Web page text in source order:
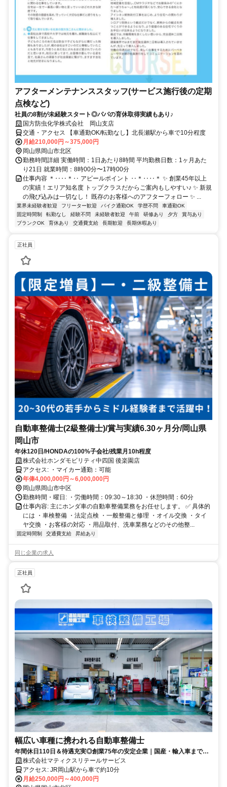
アフターメンテナンススタッフ(サービス施行後の定期
点検など)
社員の8割が未経験スタート◎パパの育休取得実績もあり♪
国方防虫化学株式会社 岡山支店
交通・アクセス 【車通勤OK/転勤なし】北長瀬駅から車で10分程度
月給210,000円～375,000円
岡山県岡山市北区
勤務時間詳細 実働時間：1日あたり8時間 平均勤務日数：1ヶ月あた
り21日 就業時間：8時00分〜17時00分
仕事内容 ＊‥‥＊‥ アピールポイント ‥＊‥‥＊ ✨ 創業45年以上
の実績！エリア知名度 トップクラスだからご案内もしやすい♪ ✨ 新規
の飛び込みは一切なし！ 既存のお客様へのアフターフォロー ✨ ...
業界未経験者歓迎 フリーター歓迎 バイク通勤OK 学歴不問
車通勤OK
固定時間制
転勤なし 経験不問 未経験者歓迎 午前 研修あり 夕方
賞与あり
ブランクOK
育休あり 交通費支給 長期歓迎 長期休暇あり
正社員
自動車整備士(2級整備士)/賞与実績6.30ヶ月分/岡山県
岡山市
年休120日/HONDAの100%子会社/残業月10h程度
株式会社ホンダモビリティ中四国 後楽園店
アクセス: ・マイカー通勤：可能
年俸4,000,000円～6,000,000円
岡山県岡山市中区
勤務時間・曜日: ・労働時間：09:30～18:30 ・休憩時間：60分
仕事内容: 主にホンダ車の自動車整備業務をお任せします。 ✅ 具体的
には ・車検整備 ・法定点検 ・一般整備と修理 ・オイル交換 ・タイ
ヤ交換 ・お客様の対応 ・用品取付、洗車業務などのその他整...
固定時間制 交通費支給 昇給あり
同じ企業の求人
正社員
幅広い車種に携われる自動車整備士
年間休日110日＆待遇充実◎創業75年の安定企業｜国産・輸入車まで幅
広く携われる整備士正社員
株式会社マティクスリテールサービス
アクセス: JR岡山駅から車で約10分
月給250,000円～400,000円